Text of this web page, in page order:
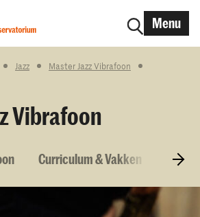
Menu
Jazz
Master Jazz Vibrafoon
Vibrafoon
Curriculum & Vakken